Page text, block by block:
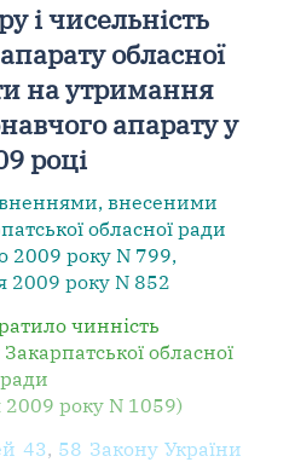
і чисельність
обласної
на утримання
апарату у
році
внесеними
обласної ради
2009 року N 799,
2009 року N 852
чинність
обласної
ради
2009 року N 1059)
43, 58 Закону України